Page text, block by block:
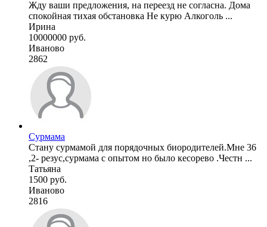
Жду ваши предложения, на переезд не согласна. Дома
спокойная тихая обстановка Не курю Алкоголь ...
Ирина
10000000 руб.
Иваново
2862
Сурмама
Стану сурмамой для порядочных биородителей.Мне 36
,2- резус,сурмама с опытом но было кесорево .Честн ...
Татьяна
1500 руб.
Иваново
2816